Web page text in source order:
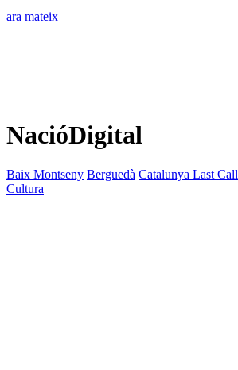
ara mateix
NacióDigital
Baix Montseny Berguedà Catalunya Last Call
Cultura